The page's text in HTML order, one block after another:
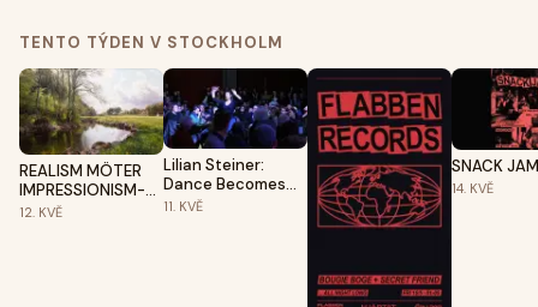
TENTO TÝDEN V STOCKHOLM
REALISM MÖTER
IMPRESSIONISM-
Peder Mønsted &
12. KVĚ
Lilian Steiner:
Dance Becomes
Her
11. KVĚ
SNACK JAM
14. KVĚ